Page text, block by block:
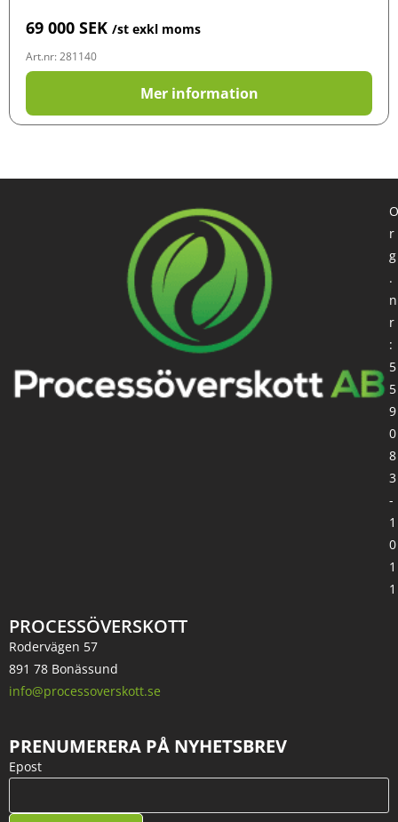
69 000 SEK /st exkl moms
Art.nr: 281140
Mer information
PROCESSÖVERSKOTT
Rodervägen 57
891 78 Bonässund
info@processoverskott.se
O
r
g
.
n
r
:
5
5
9
0
8
3
-
1
0
1
1
PRENUMERERA PÅ NYHETSBREV
Epost